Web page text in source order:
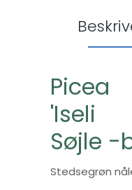
'Iseli
Søjle -
Stedsegrøn